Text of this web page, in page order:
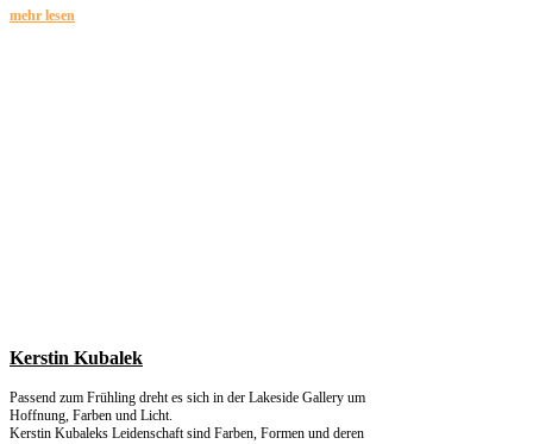
mehr lesen
Kerstin Kubalek
Passend zum Frühling dreht es sich in der Lakeside Gallery um
Hoffnung, Farben und Licht.
Kerstin Kubaleks Leidenschaft sind Farben, Formen und deren